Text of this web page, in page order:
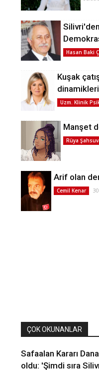
Hasan Baki
Kuşak
dinamikleri
Uzm. Klinik
Manşet
Rüya
Arif olan
Cemil Kenar
ÇOK OKUNANLAR
Safaalan Kararı
oldu: 'Şimdi sıra